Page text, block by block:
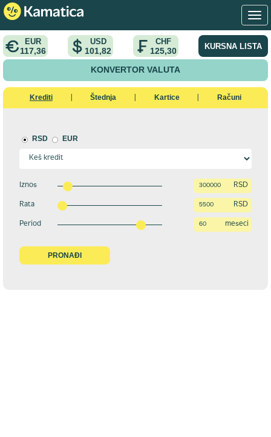
EUR
117,36
USD
101,82
CHF
125,30 KURSNA LISTA
KONVERTOR VALUTA
Krediti Štednja Kartice Računi
RSD EUR
Iznos RSD
Rata RSD
Period meseci
PRONAĐI